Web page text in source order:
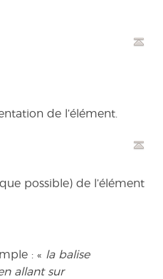
de l’élément.
possible) de l’élément
: « la balise
allant sur